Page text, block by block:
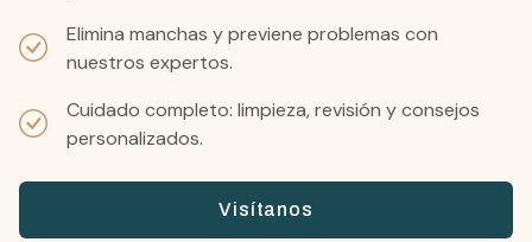
Elimina manchas y previene problemas con
nuestros expertos.
Cuidado completo: limpieza, revisión y consejos
personalizados.
Visítanos